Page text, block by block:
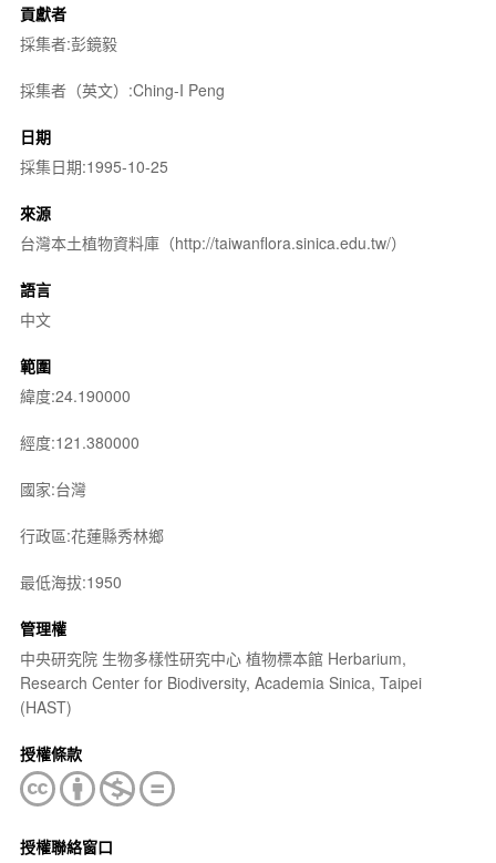
貢獻者
採集者:彭鏡毅
採集者（英文）:Ching-I Peng
日期
採集日期:1995-10-25
來源
台灣本土植物資料庫（http://taiwanflora.sinica.edu.tw/）
語言
中文
範圍
緯度:24.190000
經度:121.380000
國家:台灣
行政區:花蓮縣秀林鄉
最低海拔:1950
管理權
中央研究院 生物多樣性研究中心 植物標本館 Herbarium,
Research Center for Biodiversity, Academia Sinica, Taipei
(HAST)
授權條款
授權聯絡窗口